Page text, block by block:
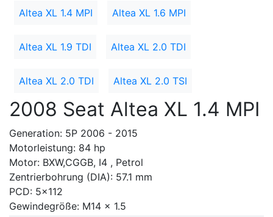
Altea XL 1.4 MPI Altea XL 1.6 MPI
Altea XL 1.9 TDI Altea XL 2.0 TDI
Altea XL 2.0 TDI Altea XL 2.0 TSI
2008 Seat Altea XL 1.4 MPI
Generation: 5P 2006 - 2015
Motorleistung: 84 hp
Motor: BXW,CGGB, I4 , Petrol
Zentrierbohrung (DIA): 57.1 mm
PCD: 5x112
Gewindegröße: M14 x 1.5